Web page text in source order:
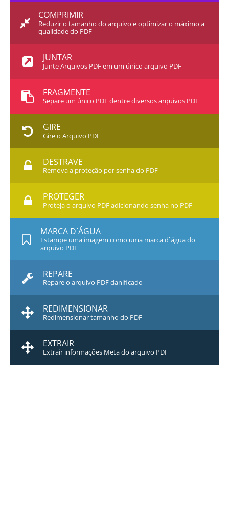
COMPRIMIR
Reduzir o tamanho do arquivo e optimizar o máximo a
qualidade do PDF
JUNTAR
Junte Arquivos PDF em um único arquivo PDF
FRAGMENTE
Separe um único PDF dentre diversos arquivos PDF
GIRE
Gire o Arquivo PDF
DESTRAVE
Remova a proteção por senha do PDF
PROTEGER
Proteja o arquivo PDF adicionando senha no PDF
MARCA D`ÁGUA
Estampe uma imagem como uma marca d`água do
arquivo PDF
REPARE
Repare o arquivo PDF danificado
REDIMENSIONAR
Redimensionar tamanho do PDF
EXTRAIR
Extrair informações Meta do arquivo PDF